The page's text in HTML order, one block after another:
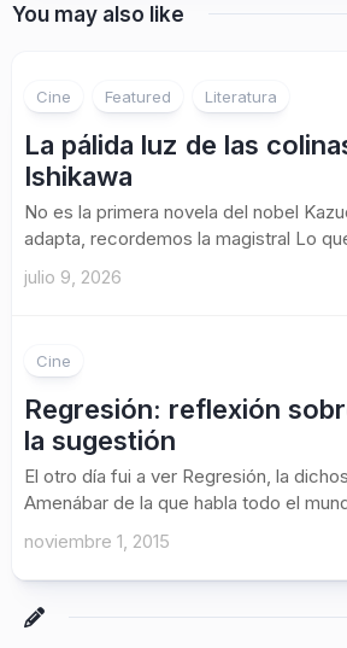
You may also like
Cine Featured Literatura
La pálida luz de las
Ishikawa
No es la primera novela del nobel
adapta, recordemos la magistral Lo
julio 9, 2026
Cine
Regresión: reflexión
la sugestión
El otro día fui a ver Regresión, la
Amenábar de la que habla todo el
noviembre 1, 2015